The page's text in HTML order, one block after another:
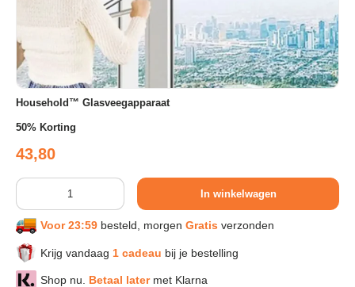
Sport & Herstel
Wonen & Interieur
Kids & Speelgoed
Huisdieren
Huishouden & Schoonmaak
Keuken & Koken
Household™ Glasveegapparaat
50% Korting
Reguliere prijs
43,80
Aantal
In winkelwagen
Voor 23:59 besteld, morgen Gratis verzonden
Krijg vandaag 1 cadeau bij je bestelling
Shop nu. Betaal latermet Klarna